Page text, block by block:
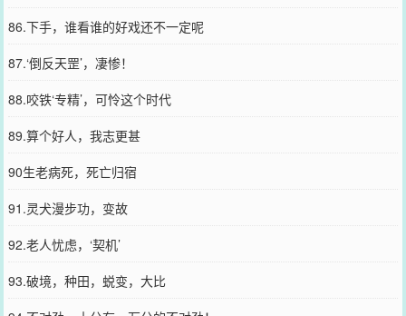
86.下手，谁看谁的好戏还不一定呢
87.‘倒反天罡’，凄惨！
88.咬铁‘专精’，可怜这个时代
89.算个好人，我志更甚
90生老病死，死亡归宿
91.灵犬漫步功，变故
92.老人忧虑，‘契机’
93.破境，种田，蜕变，大比